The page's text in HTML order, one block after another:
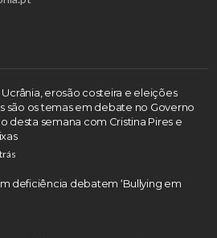
Ucrânia, erosão costeira e eleições
são os temas em debate no Governo
desta semana com Cristina Pires e
deficiência debatem ‘Bullying em